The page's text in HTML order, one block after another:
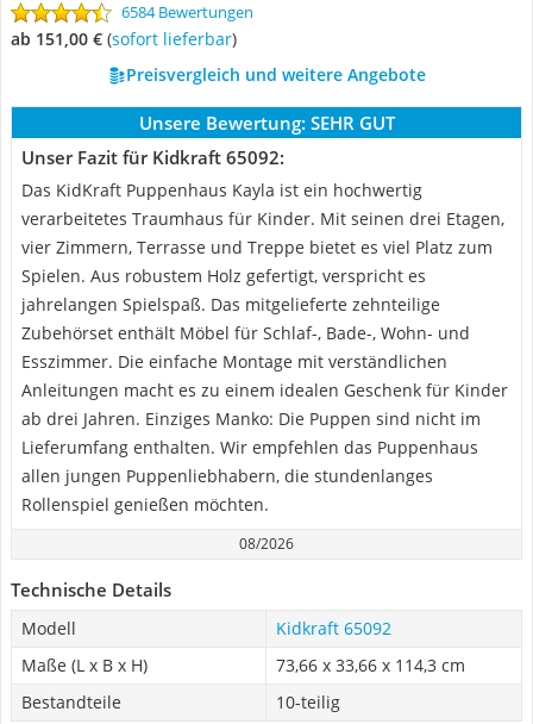
6584 Bewertungen
ab 151,00 € ( Sofort lieferbar)
Preisvergleich und weitere Angebote
Unsere Bewertung: SEHR GUT
Unser Fazit für Kidkraft 65092:
Das KidKraft Puppenhaus Kayla ist ein hochwertig
verarbeitetes Traumhaus für Kinder. Mit seinen drei Etagen,
vier Zimmern, Terrasse und Treppe bietet es viel Platz zum
Spielen. Aus robustem Holz gefertigt, verspricht es
jahrelangen Spielspaß. Das mitgelieferte zehnteilige
Zubehörset enthält Möbel für Schlaf-, Bade-, Wohn- und
Esszimmer. Die einfache Montage mit verständlichen
Anleitungen macht es zu einem idealen Geschenk für Kinder
ab drei Jahren. Einziges Manko: Die Puppen sind nicht im
Lieferumfang enthalten. Wir empfehlen das Puppenhaus
allen jungen Puppenliebhabern, die stundenlanges
Rollenspiel genießen möchten.
08/2026
Technische Details
Modell
Kidkraft 65092
Maße (L x B x H)
‎73,66 x 33,66 x 114,3 cm
Bestandteile
10-teilig